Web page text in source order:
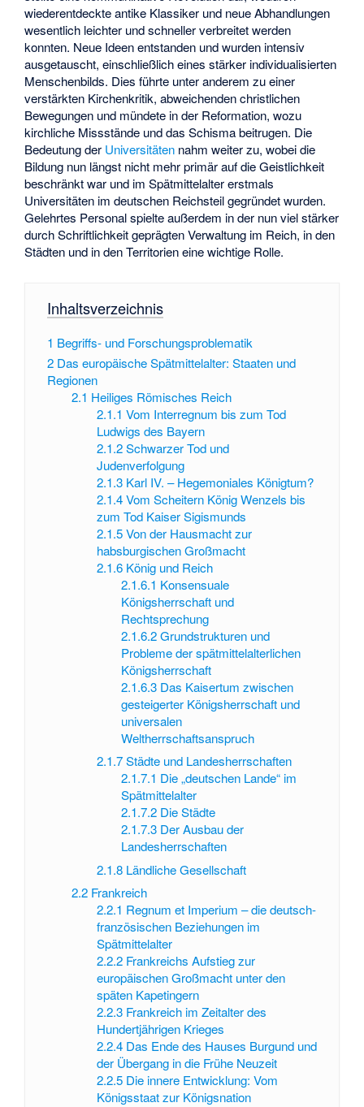
wiederentdeckte antike Klassiker und neue Abhandlungen
wesentlich leichter und schneller verbreitet werden
konnten. Neue Ideen entstanden und wurden intensiv
ausgetauscht, einschließlich eines stärker individualisierten
Menschenbilds. Dies führte unter anderem zu einer
verstärkten Kirchenkritik, abweichenden christlichen
Bewegungen und mündete in der Reformation, wozu
kirchliche Missstände und das Schisma beitrugen. Die
Bedeutung der Universitäten nahm weiter zu, wobei die
Bildung nun längst nicht mehr primär auf die Geistlichkeit
beschränkt war und im Spätmittelalter erstmals
Universitäten im deutschen Reichsteil gegründet wurden.
Gelehrtes Personal spielte außerdem in der nun viel stärker
durch Schriftlichkeit geprägten Verwaltung im Reich, in den
Städten und in den Territorien eine wichtige Rolle.
Inhaltsverzeichnis
1 Begriffs- und Forschungsproblematik
2 Das europäische Spätmittelalter: Staaten und
Regionen
2.1 Heiliges Römisches Reich
2.1.1 Vom Interregnum bis zum Tod
Ludwigs des Bayern
2.1.2 Schwarzer Tod und
Judenverfolgung
2.1.3 Karl IV. – Hegemoniales Königtum?
2.1.4 Vom Scheitern König Wenzels bis
zum Tod Kaiser Sigismunds
2.1.5 Von der Hausmacht zur
habsburgischen Großmacht
2.1.6 König und Reich
2.1.6.1 Konsensuale
Königsherrschaft und
Rechtsprechung
2.1.6.2Grundstrukturen und
Probleme der spätmittelalterlichen
Königsherrschaft
2.1.6.3 Das Kaisertum zwischen
gesteigerter Königsherrschaft und
universalen
Weltherrschaftsanspruch
2.1.7 Städte und Landesherrschaften
2.1.7.1 Die „deutschen Lande“ im
Spätmittelalter
2.1.7.2 Die Städte
2.1.7.3 Der Ausbau der
Landesherrschaften
2.1.8 Ländliche Gesellschaft
2.2 Frankreich
2.2.1 Regnum et Imperium – die deutsch-
französischen Beziehungen im
Spätmittelalter
2.2.2 Frankreichs Aufstieg zur
europäischen Großmacht unter den
späten Kapetingern
2.2.3 Frankreich im Zeitalter des
Hundertjährigen Krieges
2.2.4 Das Ende des Hauses Burgund und
der Übergang in die Frühe Neuzeit
2.2.5 Die innere Entwicklung: Vom
Königsstaat zur Königsnation